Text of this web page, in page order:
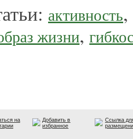
активность,
жизни,
на
Добавить в
избранное
Ссылка